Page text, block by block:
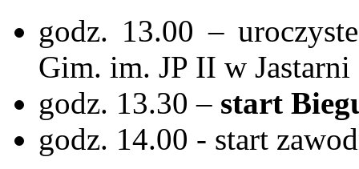
godz. 13.00 –
Gim. im. JP II w Jastarni
godz. 13.30 – start
godz. 14.00 - start